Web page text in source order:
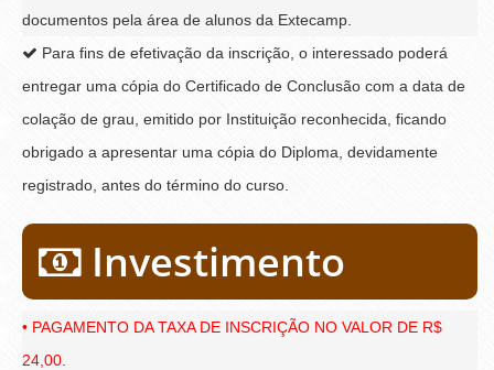
documentos pela área de alunos da Extecamp.
Para fins de efetivação da inscrição, o interessado poderá
entregar uma cópia do Certificado de Conclusão com a data de
colação de grau, emitido por Instituição reconhecida, ficando
obrigado a apresentar uma cópia do Diploma, devidamente
registrado, antes do término do curso.
Investimento
• PAGAMENTO DA TAXA DE INSCRIÇÃO NO VALOR DE R$
24,00.